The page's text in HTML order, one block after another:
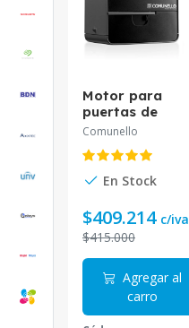
Motor para
puertas de
corredera uso
industrial. 24V
Hasta 400 Kg
Comunello
En Stock
$409.214 c/iva
$415.000
Agregar al
carro